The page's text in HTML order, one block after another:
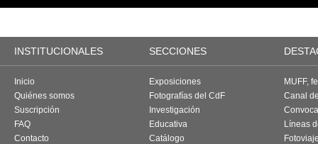
INSTITUCIONALES SECCIONES
Inicio
Quiénes somos
Suscripción
FAQ
Contacto
Exposiciones
Fotografías del CdF
Investigación
Educativa
Catálogo
MUFF,
Canal
Líneas